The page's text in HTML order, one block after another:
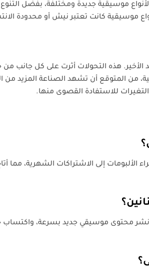
موسيقية جديدة ومختلفة، بفضل
موسيقية كانت تعتبر نيش أو محدودة
هذه التحولات أثرت على كل جانب من
من المتوقع أن تشهد الصناعة المزيد من
للاستفادة القصوى منها.
إلى الاشتراكات الشهرية، مما
ونشر محتوى موسيقي جديد بسرعة،